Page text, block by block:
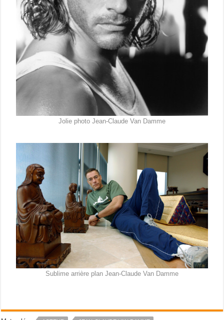
Jolie photo Jean-Claude Van Damme
Sublime arrière plan Jean-Claude Van Damme